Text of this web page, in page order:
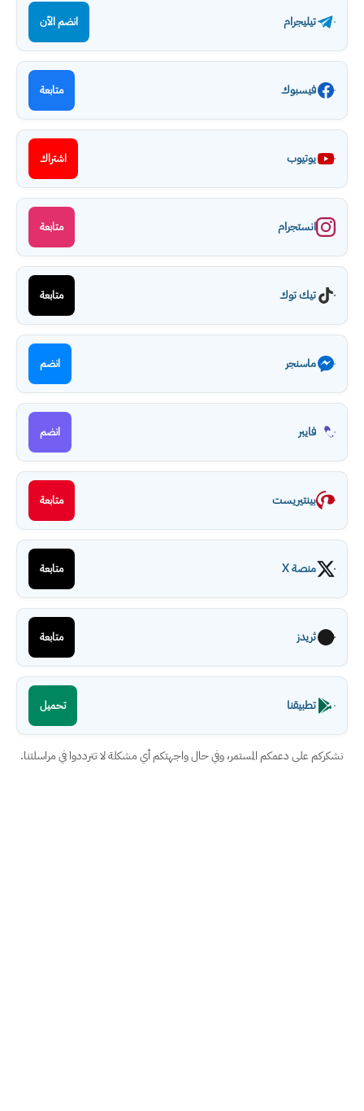
تيليجرام انضم الآن
فيسبوك متابعة
يوتيوب اشتراك
انستجرام متابعة
تيك توك متابعة
ماسنجر انضم
فايبر انضم
بينتيريست متابعة
منصة X متابعة
ثريدز متابعة
تطبيقنا تحميل
نشكركم على دعمكم المستمر، وفي حال واجهتكم أي مشكلة لا تترددوا في مراسلتنا.